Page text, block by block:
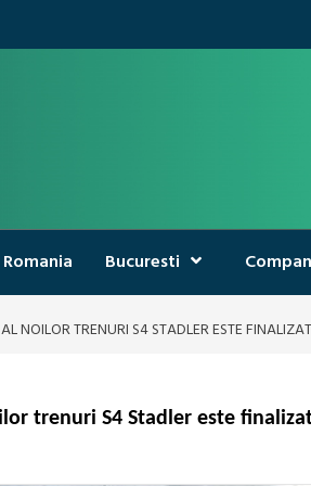
Romania Bucuresti
NOILOR TRENURI S4 STADLER ESTE
trenuri S4 Stadler este